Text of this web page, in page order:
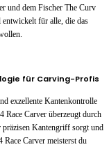
und dem Fischer The Curv
für alle, die das
für Carving-Profis
exzellente Kantenkontrolle
Race Carver überzeugt durch
Kantengriff sorgt und
Carver meisterst du